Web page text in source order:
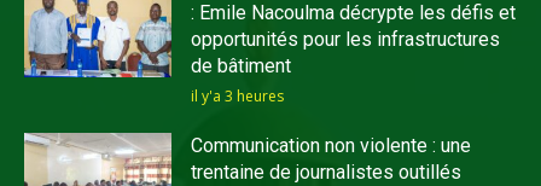
: Emile Nacoulma décrypte les défis et
opportunités pour les infrastructures
de bâtiment
il y'a 3 heures
Communication non violente : une
trentaine de journalistes outillés